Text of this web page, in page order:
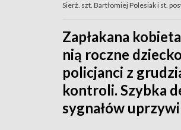
Sierż. szt. Bartłomiej Polesiak i st.
Zapłakana
nią roczne
policjanci z
kontroli. Szybka
sygnałów